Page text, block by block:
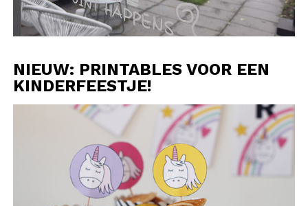
NIEUW: PRINTABLES VOOR EEN
KINDERFEESTJE!